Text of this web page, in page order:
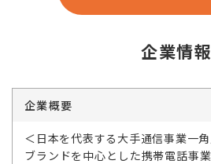
企業情報
企業概要
＜日本を代表する大手通信事業一
ブランドを中心とした携帯電話事